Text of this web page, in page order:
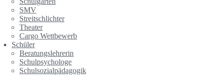
SMV
Streitschlichter
Theater
Cargo Wettbewerb
Schüler
Beratungslehrerin
Schulpsychologe
Schulsozialpädagogik